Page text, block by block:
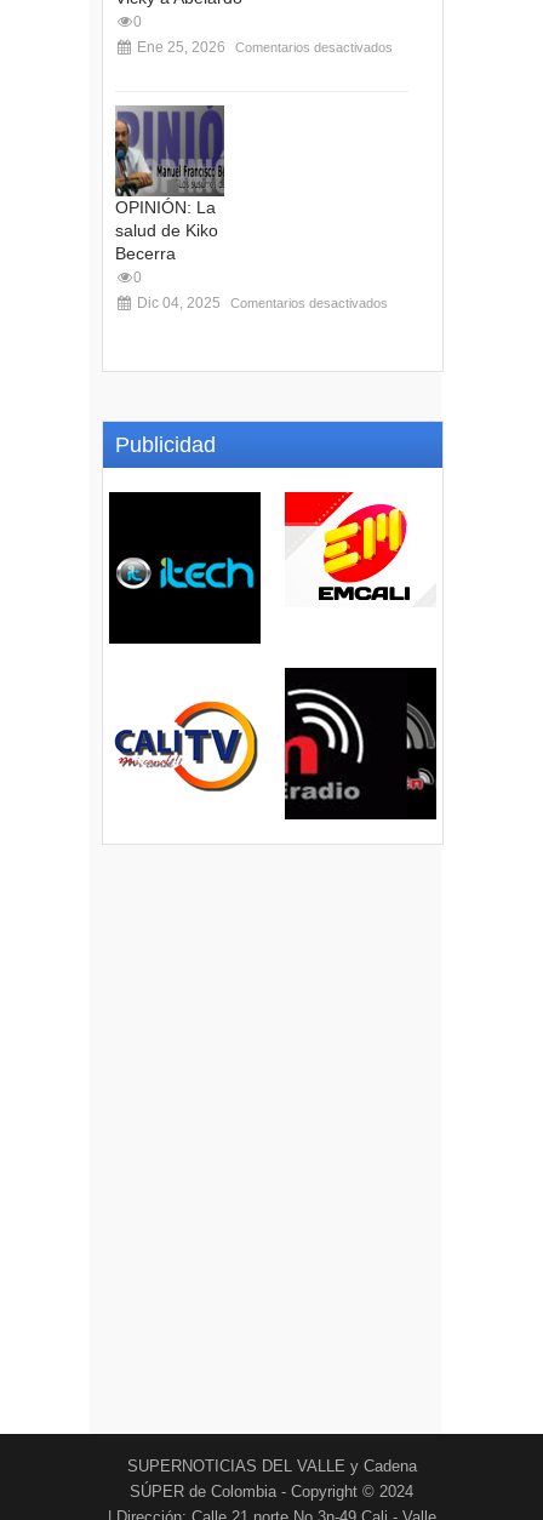
0
Ene 25, 2026
Comentarios desactivados
OPINIÓN: La
salud de Kiko
Becerra
0
Dic 04, 2025
Comentarios desactivados
Publicidad
SUPERNOTICIAS DEL VALLE y Cadena
SÚPER de Colombia - Copyright © 2024